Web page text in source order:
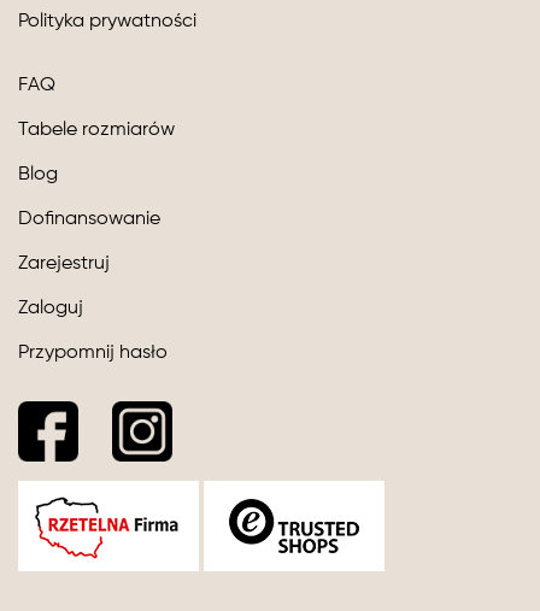
Polityka prywatności
FAQ
Tabele rozmiarów
Blog
Dofinansowanie
Zarejestruj
Zaloguj
Przypomnij hasło